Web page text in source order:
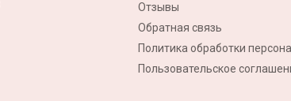
Отзывы
Обратная связь
Политика обработки
Пользовательское